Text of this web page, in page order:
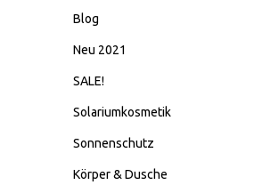
Blog
Neu 2021
SALE!
Solariumkosmetik
Sonnenschutz
Körper & Dusche